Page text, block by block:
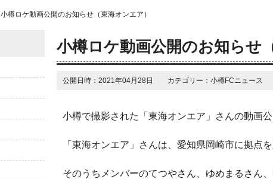
小樽ロケ動画公開のお知らせ（東海オンエア）
小樽ロケ動画公開のお知らせ
公開日時：2021年04月28日 カテゴリー：小樽FCニュース
小樽で撮影された「東海オンエア」さんの動画公
「東海オンエア」さんは、愛知県岡崎市に拠点
そのうちメンバーのてつやさん、ゆめまるさん